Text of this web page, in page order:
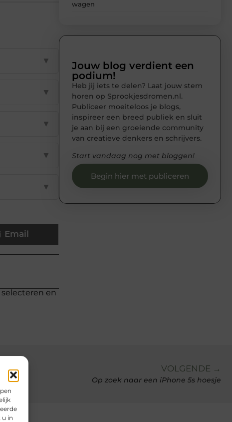
u in
▼
▼
▼
▼
▼
Email
en
wagen
Jouw blog verdient een
podium!
Heb jij iets te delen? Laat jouw stem
horen op Sprookjesdromen.nl.
Publiceer moeiteloos je blogs,
inspireer een breed publiek en sluit
je aan bij een groeiende community
van creatieve denkers en schrijvers.
Start vandaag nog met bloggen!
Begin hier met publiceren
VOLGENDE →
Op zoek naar een iPhone 5s hoesje